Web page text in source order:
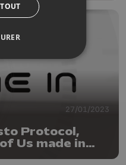
27/01/2023
Protocol,
Us made in